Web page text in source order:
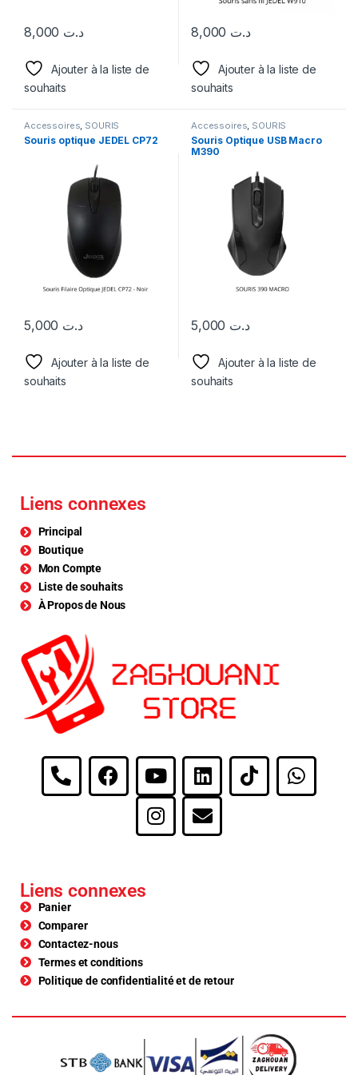
د.ت
Ajouter à la liste de
souhaits
د.ت
Ajouter à la liste de
souhaits
Accessoires SOURIS
Souris optique JEDEL CP72
د.ت
Ajouter à la liste de
souhaits
Accessoires SOURIS
Souris Optique USB Macro
M390
د.ت
Ajouter à la liste de
souhaits
Liens connexes
Principal
Boutique
Mon Compte
Liste de souhaits
À Propos de Nous
Liens connexes
Panier
Comparer
Contactez-nous
Termes et conditions
Politique de confidentialité et de retour